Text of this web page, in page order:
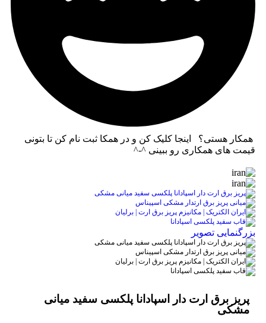
همکار هستی؟ اینجا کلیک کن و در همکا ثبت نام کن تا بتونی
قیمت های همکاری رو ببینی ^-^
بزرگنمایی تصویر
پریز برق ارت دار اسپادانا پلکسی سفید میانی
مشکی